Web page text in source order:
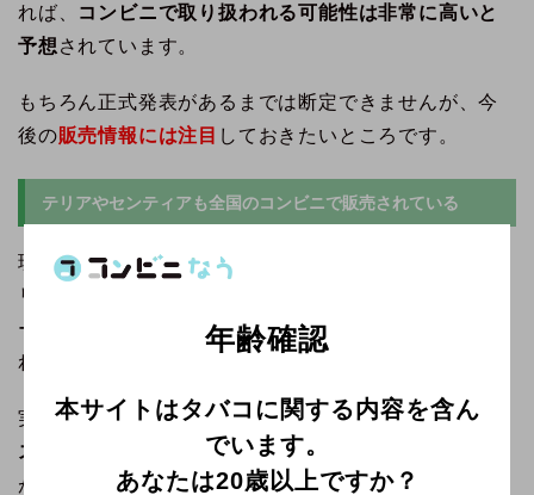
れば、 コンビニで取り扱われる可能性は非常に高いと
予想 されています。
もちろん正式発表があるまでは断定できませんが、今
後の販売情報には注目 しておきたいところです。
テリアやセンティアも全国のコンビニで販売されている
現在販売されているアイコス用たばこスティック、テ
リアやセンティアは、セブンイレブン・ファミリーマ
ート・ローソンなど
全国の主要コンビニで広く販売
れています。
実際に新フレーバーが発売される際も、アイコス公式
ストアだけでなくコンビニでも順次販売
が多く見られます。
年齢確認
本サイトはタバコに関する内容を含ん
でいます。
あなたは20歳以上ですか？